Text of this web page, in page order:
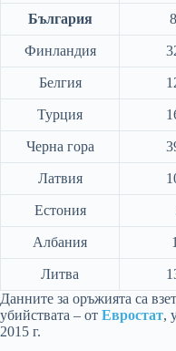
България
Финландия
Белгия
Турция
Черна гора
Латвия
Естония
Албания
Литва
Данните за оръжията са
убийствата – от Евростат,
2015 г.